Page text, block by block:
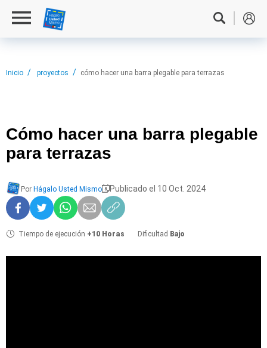
Inicio proyectos cómo hacer una barra plegable para terrazas
Cómo hacer una barra plegable
para terrazas
Por Hágalo Usted Mismo Publicado el 10 Oct. 2024
Tiempo de ejecución +10 Horas Dificultad Bajo